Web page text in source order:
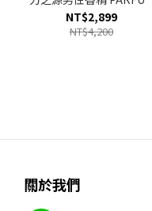
100ml
NT$2,899
NT$4,200
關於我們